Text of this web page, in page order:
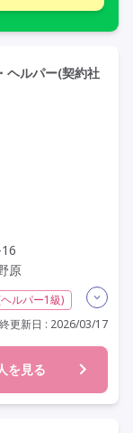
ヘルパー(契約社
原
ルパー1級)
月20時間以内
備
通勤可
更新日 : 2026/03/17
を見る